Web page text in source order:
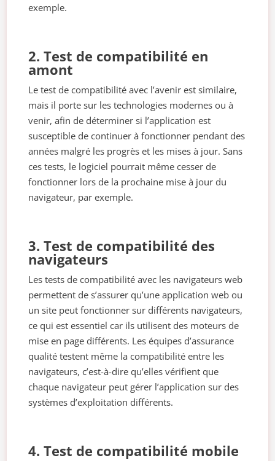
exemple.
2. Test de compatibilité en
amont
Le test de compatibilité avec l’avenir est similaire,
mais il porte sur les technologies modernes ou à
venir, afin de déterminer si l’application est
susceptible de continuer à fonctionner pendant des
années malgré les progrès et les mises à jour. Sans
ces tests, le logiciel pourrait même cesser de
fonctionner lors de la prochaine mise à jour du
navigateur, par exemple.
3. Test de compatibilité des
navigateurs
Les tests de compatibilité avec les navigateurs web
permettent de s’assurer qu’une application web ou
un site peut fonctionner sur différents navigateurs,
ce qui est essentiel car ils utilisent des moteurs de
mise en page différents. Les équipes d’assurance
qualité testent même la compatibilité entre les
navigateurs, c’est-à-dire qu’elles vérifient que
chaque navigateur peut gérer l’application sur des
systèmes d’exploitation différents.
4. Test de compatibilité mobile